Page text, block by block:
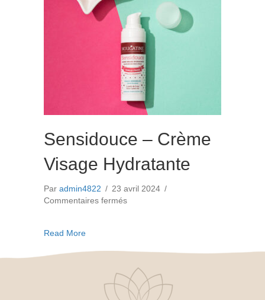
Sensidouce – Crème
Visage Hydratante
Par admin4822 / 23 avril 2024 /
Commentaires ferméssur
Read Moreabout Sensidouce – Crème Visage Hydratante